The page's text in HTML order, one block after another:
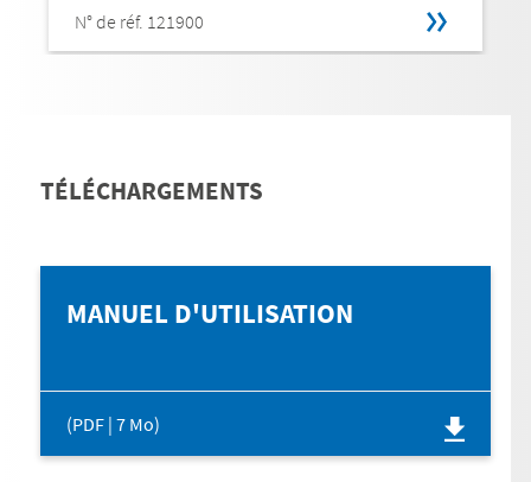
N° de réf. 121900
TÉLÉCHARGEMENTS
MANUEL D'UTILISATION
(PDF | 7 Mo)